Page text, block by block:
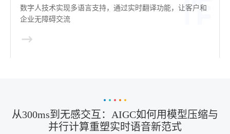
数字人技术实现多语言支持，通过实时翻译功能，让客户和
企业无障碍交流
从300ms到无感交互：AIGC如何用模型压缩与
并行计算重塑实时语音新范式